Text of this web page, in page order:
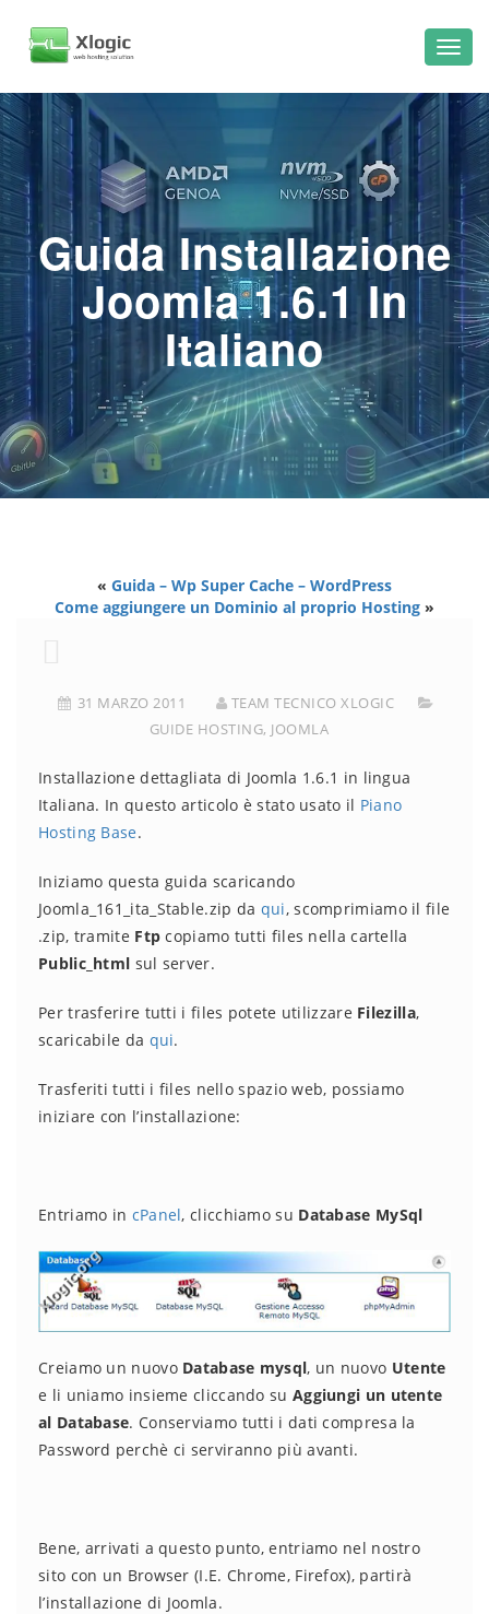
Guida Installazione
Joomla 1.6.1 In
Italiano
« Guida – Wp Super Cache – WordPress
Come aggiungere un Dominio al proprio Hosting »
31 MARZO 2011
TEAM TECNICO XLOGIC
GUIDE HOSTING, JOOMLA
Installazione dettagliata di Joomla 1.6.1 in lingua
Italiana. In questo articolo è stato usato il Piano
Hosting Base.
Iniziamo questa guida scaricando
Joomla_161_ita_Stable.zip da qui, scomprimiamo il file
.zip, tramite Ftp copiamo tutti files nella cartella
Public_html sul server.
Per trasferire tutti i files potete utilizzare Filezilla,
scaricabile da qui.
Trasferiti tutti i files nello spazio web, possiamo
iniziare con l’installazione:
Entriamo in cPanel, clicchiamo su Database MySql
Creiamo un nuovo Database mysql, un nuovo Utente
e li uniamo insieme cliccando su Aggiungi un utente
al Database. Conserviamo tutti i dati compresa la
Password perchè ci serviranno più avanti.
Bene, arrivati a questo punto, entriamo nel nostro
sito con un Browser (I.E. Chrome, Firefox), partirà
l’installazione di Joomla.